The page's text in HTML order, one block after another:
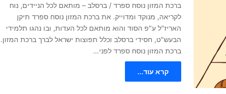
ברכת המזון נוסח ספרד / ברסלב – מותאם לכל הניידים, נוח
לקריאה, מנוקד ומדוייק. את ברכת המזון נוסח ספרד תיקן
האריז"ל ע"פ הסוד והוא מותאם לכל העדות, ובו נהגו תלמידי
הבעש"ט, חסידי ברסלב וכלל תפוצות ישראל לברך ברכת המזון.
ברכת המזון נוסח ספרד לפני…
קרא עוד...